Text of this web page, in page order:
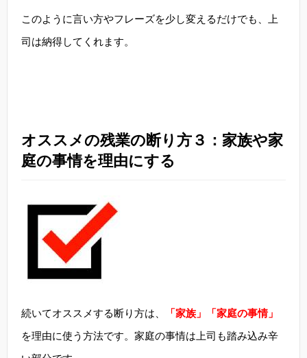
このように言い方やフレーズを少し変えるだけでも、上
司は納得してくれます。
オススメの残業の断り方３：家族や家
庭の事情を理由にする
続いてオススメする断り方は、
「家族」「家庭の事情」
を理由に使う方法です。家庭の事情は上司も踏み込み辛